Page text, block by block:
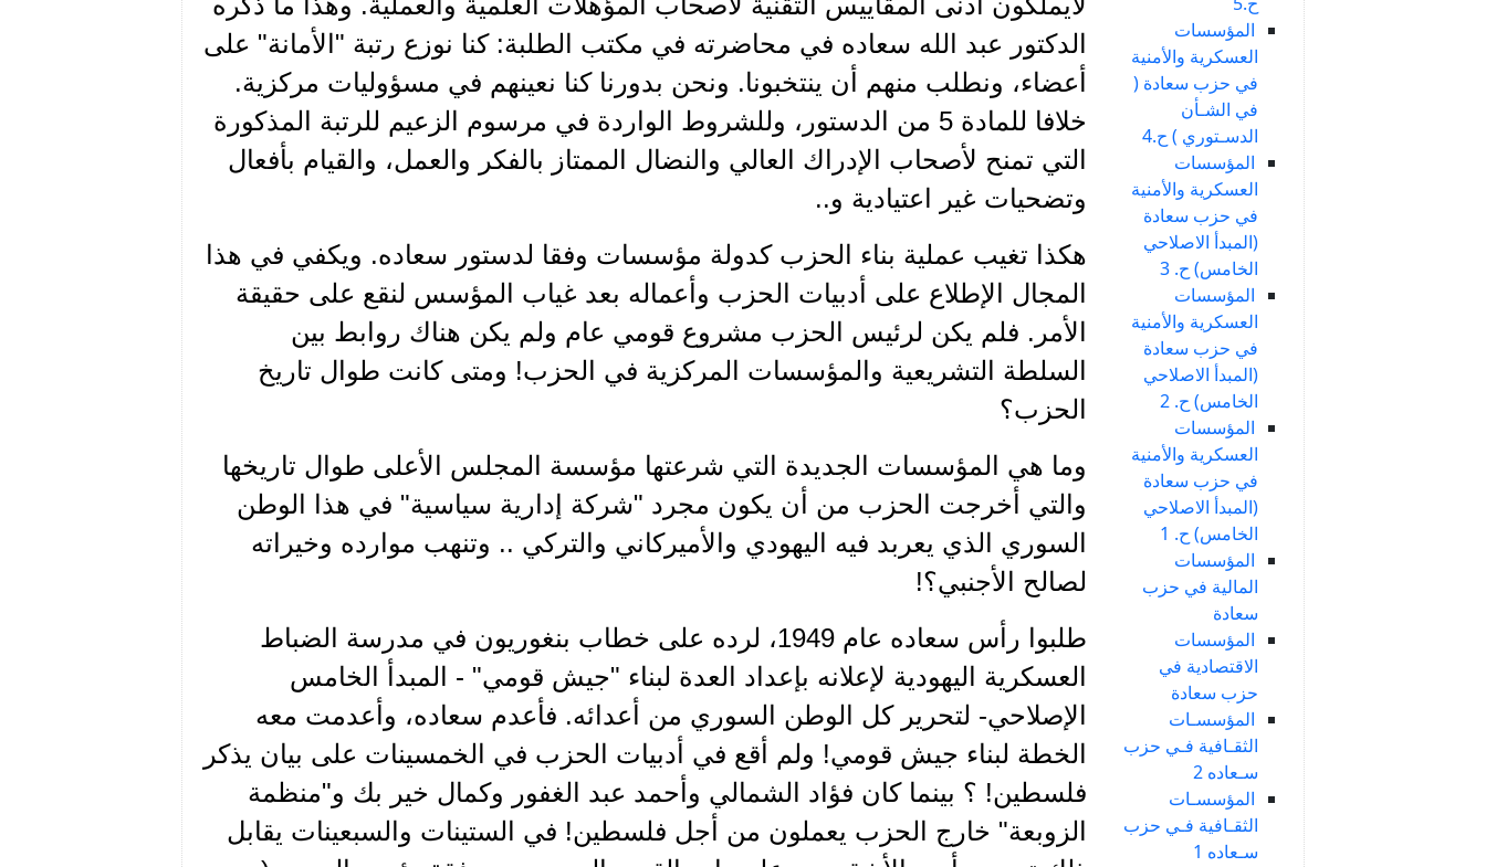
المؤسسات
العسكرية والأمنية
في حزب سعادة (
في الشـأن
الدسـتوري ) ح.4
المؤسسات
العسكرية والأمنية
في حزب سعادة
(المبدأ الاصلاحي
الخامس) ح. 3
المؤسسات
العسكرية والأمنية
في حزب سعادة
(المبدأ الاصلاحي
الخامس) ح. 2
المؤسسات
العسكرية والأمنية
في حزب سعادة
(المبدأ الاصلاحي
الخامس) ح. 1
المؤسسات
المالية في حزب
سعادة
المؤسسات
الاقتصادية في
حزب سعادة
المؤسسـات
الثقـافية فـي حزب
سـعاده 2
المؤسسـات
الثقـافية فـي حزب
سـعاده 1
الدكتور عبد الله سعاده في محاضرته في مكتب الطلبة: كنا نوزع رتبة "الأمانة" على
أعضاء، ونطلب منهم أن ينتخبونا. ونحن بدورنا كنا نعينهم في مسؤوليات مركزية.
خلافا للمادة 5 من الدستور، وللشروط الواردة في مرسوم الزعيم للرتبة المذكورة
التي تمنح لأصحاب الإدراك العالي والنضال الممتاز بالفكر والعمل، والقيام بأفعال
وتضحيات غير اعتيادية و..
هكذا تغيب عملية بناء الحزب كدولة مؤسسات وفقا لدستور سعاده. ويكفي في هذا
المجال الإطلاع على أدبيات الحزب وأعماله بعد غياب المؤسس لنقع على حقيقة
الأمر. فلم يكن لرئيس الحزب مشروع قومي عام ولم يكن هناك روابط بين
السلطة التشريعية والمؤسسات المركزية في الحزب! ومتى كانت طوال تاريخ
الحزب؟
وما هي المؤسسات الجديدة التي شرعتها مؤسسة المجلس الأعلى طوال تاريخها
والتي أخرجت الحزب من أن يكون مجرد "شركة إدارية سياسية" في هذا الوطن
السوري الذي يعربد فيه اليهودي والأميركاني والتركي .. وتنهب موارده وخيراته
لصالح الأجنبي؟!
طلبوا رأس سعاده عام 1949، لرده على خطاب بنغوريون في مدرسة الضباط
العسكرية اليهودية لإعلانه بإعداد العدة لبناء "جيش قومي" - المبدأ الخامس
الإصلاحي- لتحرير كل الوطن السوري من أعدائه. فأعدم سعاده، وأعدمت معه
الخطة لبناء جيش قومي! ولم أقع في أدبيات الحزب في الخمسينات على بيان يذكر
فلسطين! ؟ بينما كان فؤاد الشمالي وأحمد عبد الغفور وكمال خير بك و"منظمة
الزوبعة" خارج الحزب يعملون من أجل فلسطين! في الستينات والسبعينات يقابل